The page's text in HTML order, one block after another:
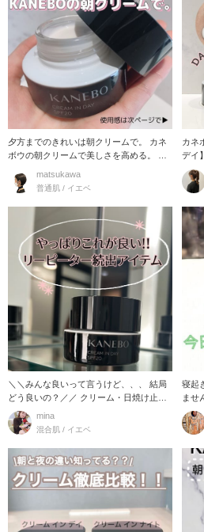
夕方までのきれいは朝クリームで。 カネ
ボウの朝クリームで美しさを高める。 カ
matsukawa
普通肌 / イエベ
カネボ
デイ】朝
日
＼＼みんな良いって言うけど、、、 結局
どう良いの？／／ クリーム・日焼け止
め・下地が3i
mina
混合肌 / イエベ
寝起
ませ
だ、